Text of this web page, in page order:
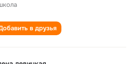
в друзья